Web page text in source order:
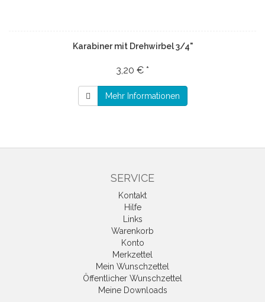
Karabiner mit Drehwirbel 3/4"
3,20 € *
Mehr Informationen
SERVICE
Kontakt
Hilfe
Links
Warenkorb
Konto
Merkzettel
Mein Wunschzettel
Öffentlicher Wunschzettel
Meine Downloads